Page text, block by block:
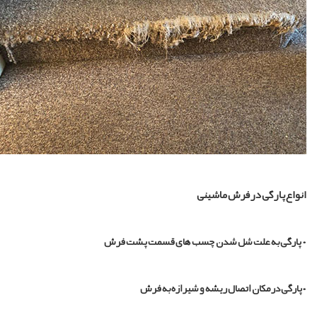
پارگی در فرش ماشینی
پارگی به علت شل شدن چسب های قسمت پشت فرش
در مکان اتصال ریشه و شیرازه به فرش